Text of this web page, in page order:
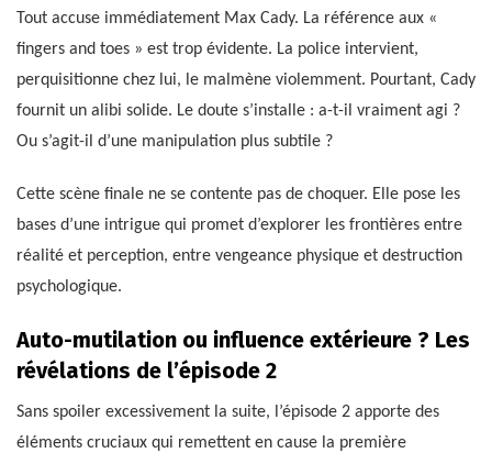
Tout accuse immédiatement Max Cady. La référence aux «
fingers and toes » est trop évidente. La police intervient,
perquisitionne chez lui, le malmène violemment. Pourtant, Cady
fournit un alibi solide. Le doute s’installe : a-t-il vraiment agi ?
Ou s’agit-il d’une manipulation plus subtile ?
Cette scène finale ne se contente pas de choquer. Elle pose les
bases d’une intrigue qui promet d’explorer les frontières entre
réalité et perception, entre vengeance physique et destruction
psychologique.
Auto-mutilation ou influence extérieure ? Les
révélations de l’épisode 2
Sans spoiler excessivement la suite, l’épisode 2 apporte des
éléments cruciaux qui remettent en cause la première